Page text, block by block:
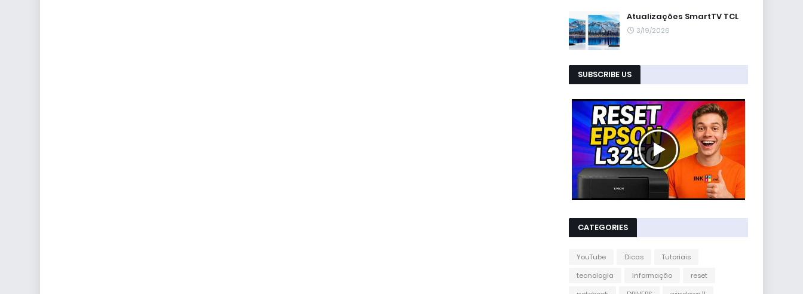
Atualizações SmartTV TCL
3/19/2026
SUBSCRIBE US
CATEGORIES
YouTube Dicas
Tutoriais
tecnologia
informação
reset